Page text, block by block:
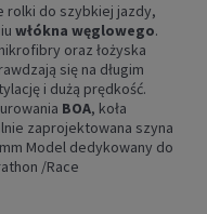
rolki do szybkiej jazdy,
włókna węglowego.
oraz łożyska
się na długim
i dużą prędkość.
BOA, koła
zaprojektowana szyna
Model dedykowany do
/Race